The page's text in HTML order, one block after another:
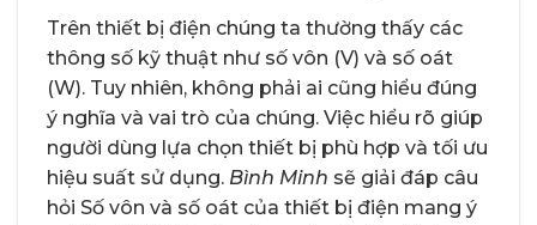
Trên thiết bị điện chúng ta thường thấy các
thông số kỹ thuật như số vôn (V) và số oát
(W). Tuy nhiên, không phải ai cũng hiểu đúng
ý nghĩa và vai trò của chúng. Việc hiểu rõ giúp
người dùng lựa chọn thiết bị phù hợp và tối ưu
hiệu suất sử dụng. Bình Minh sẽ giải đáp câu
hỏi Số vôn và số oát của thiết bị điện mang ý